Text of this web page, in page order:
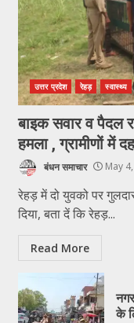
उत्तर प्रदेश रेहड़ स्वास्थ्य
बाइक सवार व पैदल
हमला , ग्रामीणों में
बंधन समाचार May
रेहड़ में दो युवको पर
दिया, बता दें कि रेहड़...
Read More
के